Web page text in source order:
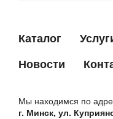
Каталог
Новости
Мы находимся по
г. Минск, ул.